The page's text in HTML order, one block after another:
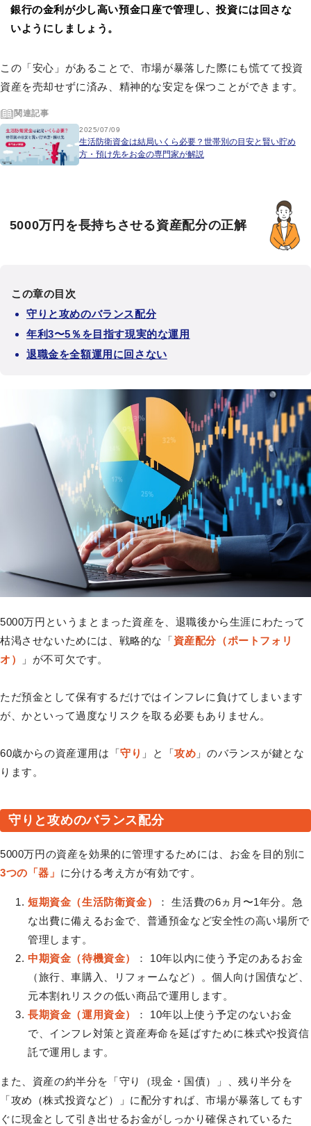
銀行の金利が少し高い預金口座で管理し、投資には回さな
いようにしましょう。
この「安心」があることで、市場が暴落した際にも慌てて投資
資産を売却せずに済み、精神的な安定を保つことができます。
関連記事
2025/07/09
生活防衛資金は結局いくら必要？世帯別の目安と賢い貯め
方・預け先をお金の専門家が解説
5000万円を長持ちさせる資産配分の正解
この章の目次
守りと攻めのバランス配分
年利3〜5％を目指す現実的な運用
退職金を全額運用に回さない
5000万円というまとまった資産を、退職後から生涯にわたって
枯渇させないためには、戦略的な「資産配分（ポートフォリ
オ）
」が不可欠です。
ただ預金として保有するだけではインフレに負けてしまいます
が、かといって過度なリスクを取る必要もありません。
60歳からの資産運用は「守り 」と「攻め 」のバランスが鍵とな
ります。
守りと攻めのバランス配分
5000万円の資産を効果的に管理するためには、お金を目的別に
3つの「器」 に分ける考え方が有効です。
短期資金（生活防衛資金）
： 生活費の6ヵ月〜1年分。急
な出費に備えるお金で、普通預金など安全性の高い場所で
管理します。
中期資金（待機資金）
： 10年以内に使う予定のあるお金
（旅行、車購入、リフォームなど）。個人向け国債など、
元本割れリスクの低い商品で運用します。
長期資金（運用資金）
： 10年以上使う予定のないお金
で、インフレ対策と資産寿命を延ばすために株式や投資信
託で運用します。
また、資産の約半分を「守り（現金・国債）」、残り半分を
「攻め（株式投資など）」に配分すれば、市場が暴落してもす
ぐに現金として引き出せるお金がしっかり確保されているた